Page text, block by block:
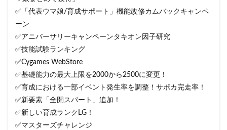
✅「代表ウマ娘/育成サポート」機能改修カムバックキャンペ
ーン
✅アニバーサリーキャンペーンタキオン因子研究
✅技能試験ランキング
✅Cygames WebStore
✅基礎能力の最大上限を2000から2500に変更！
✅育成における一部イベント発生率を調整！サポカ完走率！
✅新要素「全開スパート」追加！
✅新しい育成ランクLG！
✅マスターズチャレンジ